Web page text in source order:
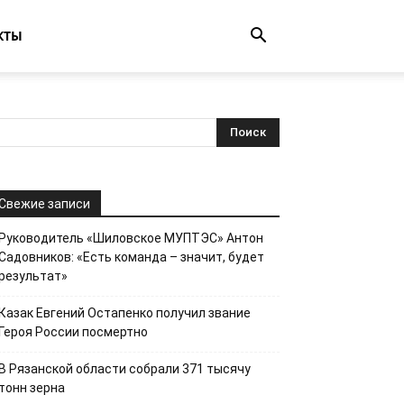
записи
Руководитель «Шиловское МУПТЭС» Антон
«Есть команда – значит, будет
Казак Евгений Остапенко получил звание
Героя России посмертно
В Рязанской области собрали 371 тысячу
тонн зерна